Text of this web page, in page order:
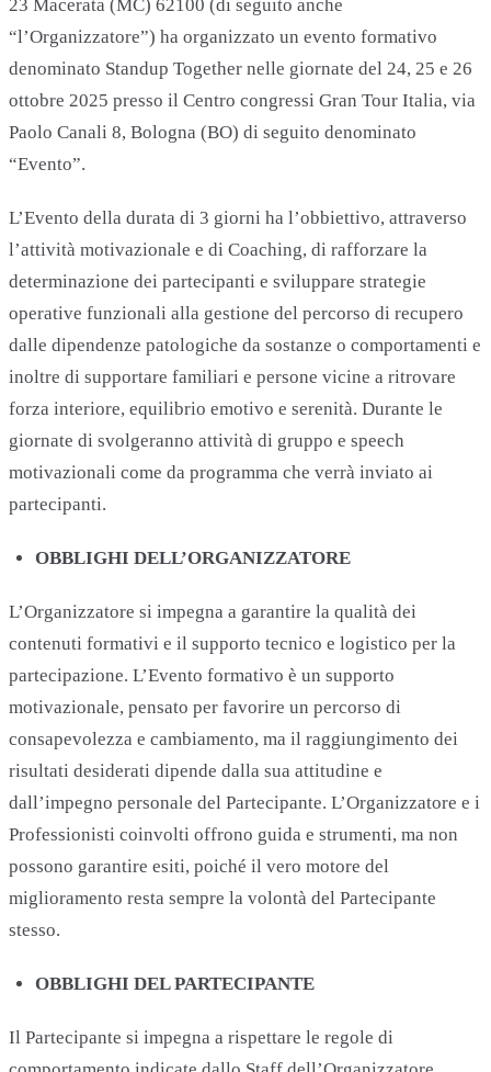
23 Macerata (MC) 62100 (di seguito anche
“l’Organizzatore”) ha organizzato un evento formativo
denominato Standup Together nelle giornate del 24, 25 e 26
ottobre 2025 presso il Centro congressi Gran Tour Italia, via
Paolo Canali 8, Bologna (BO) di seguito denominato
“Evento”.
L’Evento della durata di 3 giorni ha l’obbiettivo, attraverso
l’attività motivazionale e di Coaching, di rafforzare la
determinazione dei partecipanti e sviluppare strategie
operative funzionali alla gestione del percorso di recupero
dalle dipendenze patologiche da sostanze o comportamenti e
inoltre di supportare familiari e persone vicine a ritrovare
forza interiore, equilibrio emotivo e serenità. Durante le
giornate di svolgeranno attività di gruppo e speech
motivazionali come da programma che verrà inviato ai
partecipanti.
OBBLIGHI DELL’ORGANIZZATORE
L’Organizzatore si impegna a garantire la qualità dei
contenuti formativi e il supporto tecnico e logistico per la
partecipazione. L’Evento formativo è un supporto
motivazionale, pensato per favorire un percorso di
consapevolezza e cambiamento, ma il raggiungimento dei
risultati desiderati dipende dalla sua attitudine e
dall’impegno personale del Partecipante. L’Organizzatore e i
Professionisti coinvolti offrono guida e strumenti, ma non
possono garantire esiti, poiché il vero motore del
miglioramento resta sempre la volontà del Partecipante
stesso.
OBBLIGHI DEL PARTECIPANTE
Il Partecipante si impegna a rispettare le regole di